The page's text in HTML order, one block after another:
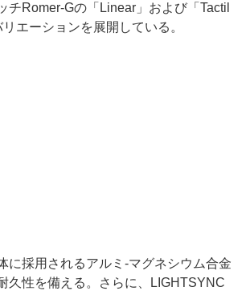
チRomer-Gの「Linear」および「Tactil
エーションを展開している。
に採用されるアルミ-マグネシウム合金
久性を備える。さらに、LIGHTSYNC